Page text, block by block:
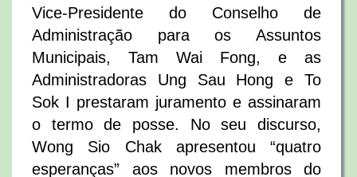
Vice-Presidente do Conselho de
Administração para os Assuntos
Municipais, Tam Wai Fong, e as
Administradoras Ung Sau Hong e To
Sok I prestaram juramento e assinaram
o termo de posse. No seu discurso,
Wong Sio Chak apresentou “quatro
esperanças” aos novos membros do